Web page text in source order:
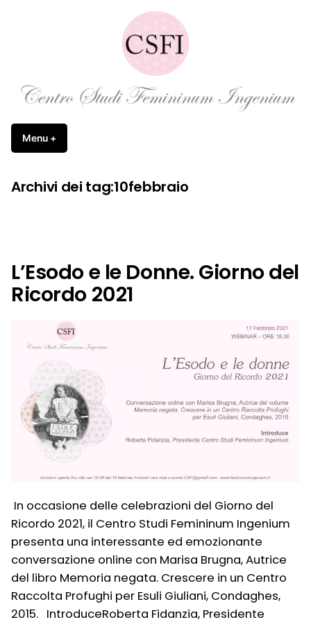
Femininum Ingenium APS
Menu +
Archivi dei tag:10febbraio
L’Esodo e le Donne. Giorno del
Ricordo 2021
In occasione delle celebrazioni del Giorno del
Ricordo 2021, il Centro Studi Femininum Ingenium
presenta una interessante ed emozionante
conversazione online con Marisa Brugna, Autrice
del libro Memoria negata. Crescere in un Centro
Raccolta Profughi per Esuli Giuliani, Condaghes,
2015. IntroduceRoberta Fidanzia, Presidente